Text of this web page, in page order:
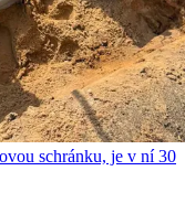
schránku, je v ní 30